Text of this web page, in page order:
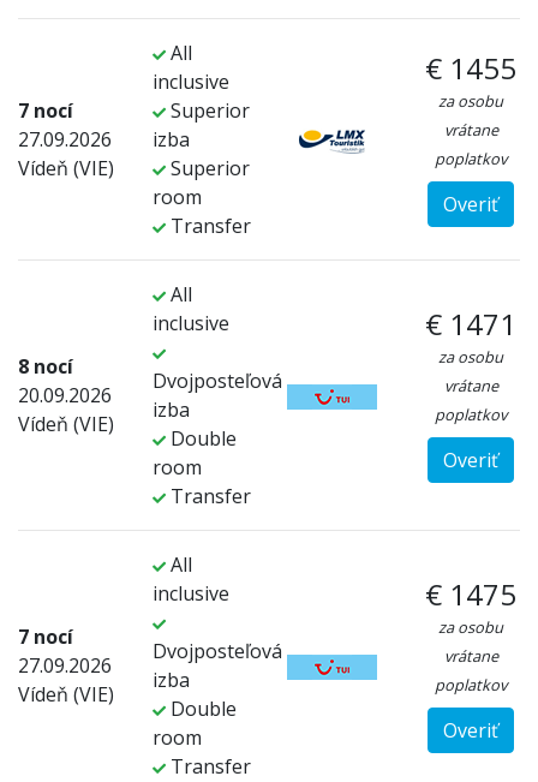
7 nocí
27.09.2026
Vídeň (VIE)
All
inclusive
Superior
izba
Superior
room
Transfer
€ 1455
za osobu
vrátane
poplatkov
Overiť
8 nocí
20.09.2026
Vídeň (VIE)
All
inclusive
Dvojposteľová
izba
Double
room
Transfer
€ 1471
za osobu
vrátane
poplatkov
Overiť
7 nocí
27.09.2026
Vídeň (VIE)
All
inclusive
Dvojposteľová
izba
Double
room
Transfer
€ 1475
za osobu
vrátane
poplatkov
Overiť